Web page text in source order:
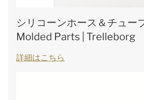
シリコーンホース＆チュー
Molded Parts | Trelleborg
詳細はこちら